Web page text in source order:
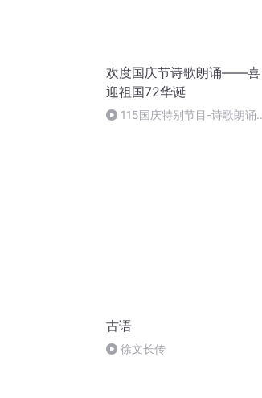
欢度国庆节诗歌朗诵——喜
迎祖国72华诞
115国庆特别节目-诗歌朗诵-
古语
徐文长传